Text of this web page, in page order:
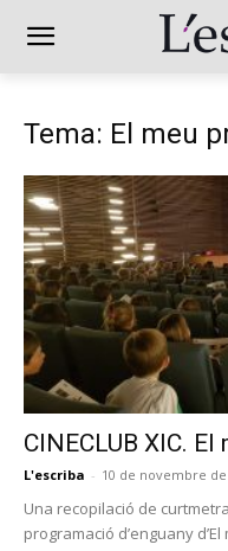
Tema: El meu
CINECLUB XIC.
L'escriba - 10 de novembre de
Una recopilació de
programació d’enguany